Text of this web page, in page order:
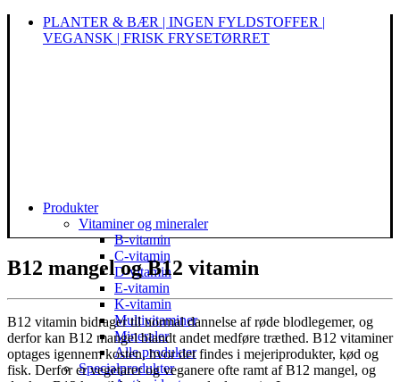
PLANTER & BÆR | INGEN FYLDSTOFFER |
VEGANSK | FRISK FRYSETØRRET
Produkter
Vitaminer og mineraler
B-vitamin
C-vitamin
D-vitamin
E-vitamin
K-vitamin
Multivitaminer
Mineraler
Alle produkter
Specialprodukter
B12 mangel og B12 vitamin
B12 vitamin bidrager til normal dannelse af røde blodlegemer, og
derfor kan B12 mangel blandt andet medføre træthed. B12 vitaminer
optages igennem kosten, hvor det findes i mejeriprodukter, kød og
fisk. Derfor er vegetarer og veganere ofte ramt af B12 mangel, og